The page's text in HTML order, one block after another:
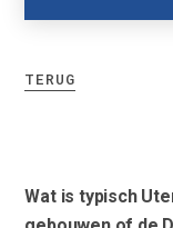
TERUG
Wat is typisch